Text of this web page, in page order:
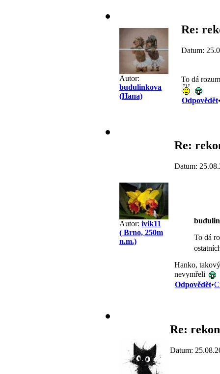
Autor:
budulinkova
(Hana)
Re:
Datum:
To dá
Odpovědět
Autor: ivik11
( Brno, 250m
n.m.)
Re:
Datum:
To dá
Hanko,
nevymřeli
Odpovědět•
Re:
Datum: